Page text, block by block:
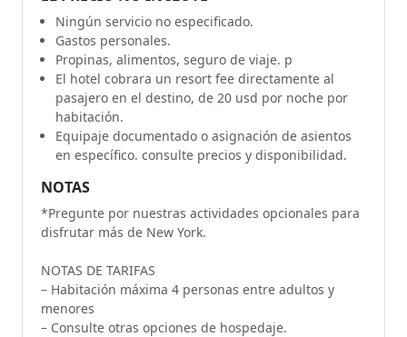
Ningún servicio no especificado.
Gastos personales.
Propinas, alimentos, seguro de viaje. p
El hotel cobrara un resort fee directamente al
pasajero en el destino, de 20 usd por noche por
habitación.
Equipaje documentado o asignación de asientos
en específico. consulte precios y disponibilidad.
NOTAS
*Pregunte por nuestras actividades opcionales para
disfrutar más de New York.
NOTAS DE TARIFAS
– Habitación máxima 4 personas entre adultos y
menores
– Consulte otras opciones de hospedaje.